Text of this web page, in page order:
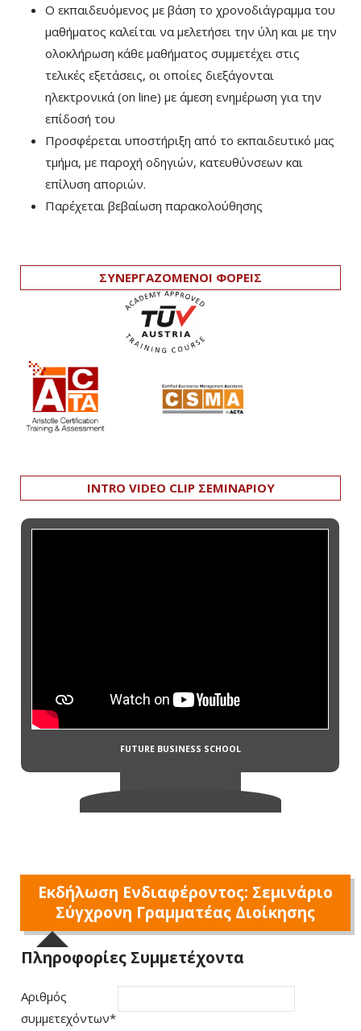
Ο εκπαιδευόμενος με βάση το χρονοδιάγραμμα του
μαθήματος καλείται να μελετήσει την ύλη και με την
ολοκλήρωση κάθε μαθήματος συμμετέχει στις
τελικές εξετάσεις, οι οποίες διεξάγονται
ηλεκτρονικά (on line) με άμεση ενημέρωση για την
επίδοσή του
Προσφέρεται υποστήριξη από το εκπαιδευτικό μας
τμήμα, με παροχή οδηγιών, κατευθύνσεων και
επίλυση αποριών.
Παρέχεται βεβαίωση παρακολούθησης
ΣΥΝΕΡΓΑΖΟΜΕΝΟΙ ΦΟΡΕΙΣ
INTRO VIDEO CLIP ΣΕΜΙΝΑΡΙΟΥ
Εκδήλωση Ενδιαφέροντος: Σεμινάριο
Σύγχρονη Γραμματέας Διοίκησης
Πληροφορίες Συμμετέχοντα
Αριθμός
συμμετεχόντων*